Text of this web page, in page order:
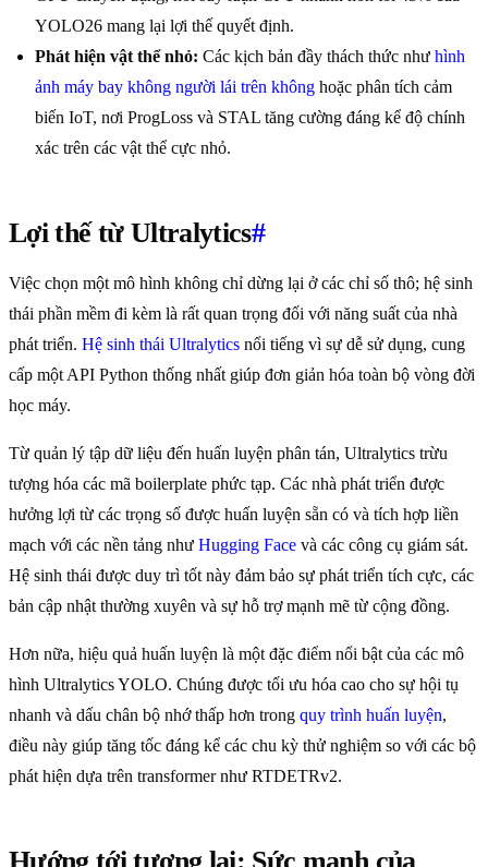
YOLO26 mang lại lợi thế quyết định.
Phát hiện vật thể nhỏ: Các kịch bản đầy thách thức như hình
ảnh máy bay không người lái trên không hoặc phân tích cảm
biến IoT, nơi ProgLoss và STAL tăng cường đáng kể độ chính
xác trên các vật thể cực nhỏ.
Lợi thế từ Ultralytics#
Việc chọn một mô hình không chỉ dừng lại ở các chỉ số thô; hệ sinh
thái phần mềm đi kèm là rất quan trọng đối với năng suất của nhà
phát triển. Hệ sinh thái Ultralytics nổi tiếng vì sự dễ sử dụng, cung
cấp một API Python thống nhất giúp đơn giản hóa toàn bộ vòng đời
học máy.
Từ quản lý tập dữ liệu đến huấn luyện phân tán, Ultralytics trừu
tượng hóa các mã boilerplate phức tạp. Các nhà phát triển được
hưởng lợi từ các trọng số được huấn luyện sẵn có và tích hợp liền
mạch với các nền tảng như Hugging Face và các công cụ giám sát.
Hệ sinh thái được duy trì tốt này đảm bảo sự phát triển tích cực, các
bản cập nhật thường xuyên và sự hỗ trợ mạnh mẽ từ cộng đồng.
Hơn nữa, hiệu quả huấn luyện là một đặc điểm nổi bật của các mô
hình Ultralytics YOLO. Chúng được tối ưu hóa cao cho sự hội tụ
nhanh và dấu chân bộ nhớ thấp hơn trong quy trình huấn luyện,
điều này giúp tăng tốc đáng kể các chu kỳ thử nghiệm so với các bộ
phát hiện dựa trên transformer như RTDETRv2.